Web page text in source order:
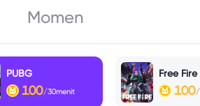
Momen
PUBG
100/30menit
Free Fire
100/